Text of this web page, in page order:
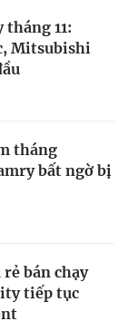
tháng 11:
Mitsubishi
tháng
bất ngờ bị
rẻ bán chạy
tiếp tục